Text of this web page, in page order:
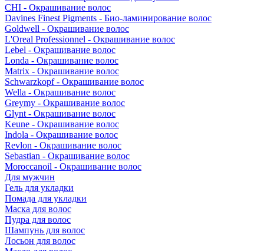
CHI - Окрашивание волос
Davines Finest Pigments - Био-ламинирование волос
Goldwell - Окрашивание волос
L'Oreal Professionnel - Окрашивание волос
Lebel - Окрашивание волос
Londa - Окрашивание волос
Matrix - Окрашивание волос
Schwarzkopf - Окрашивание волос
Wella - Окрашивание волос
Greymy - Окрашивание волос
Glynt - Окрашивание волос
Keune - Окрашивание волос
Indola - Окрашивание волос
Revlon - Окрашивание волос
Sebastian - Окрашивание волос
Moroccanoil - Окрашивание волос
Для мужчин
Гель для укладки
Помада для укладки
Маска для волос
Пудра для волос
Шампунь для волос
Лосьон для волос